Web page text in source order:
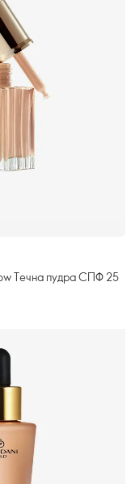
Течна пудра СПФ 25